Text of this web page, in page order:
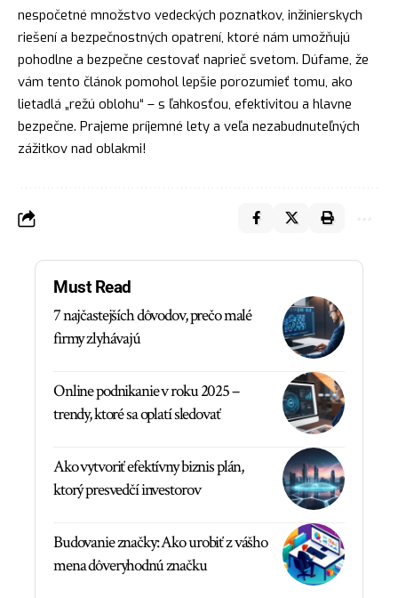
nespočetné množstvo vedeckých poznatkov, inžinierskych
riešení a bezpečnostných opatrení, ktoré nám umožňujú
pohodlne a bezpečne cestovať naprieč svetom. Dúfame, že
vám tento článok pomohol lepšie porozumieť tomu, ako
lietadlá „režú oblohu“ – s ľahkosťou, efektivitou a hlavne
bezpečne. Prajeme príjemné lety a veľa nezabudnuteľných
zážitkov nad oblakmi!
Must Read
7 najčastejších dôvodov, prečo malé
firmy zlyhávajú
Online podnikanie v roku 2025 –
trendy, ktoré sa oplatí sledovať
Ako vytvoriť efektívny biznis plán,
ktorý presvedčí investorov
Budovanie značky: Ako urobiť z vášho
mena dôveryhodnú značku